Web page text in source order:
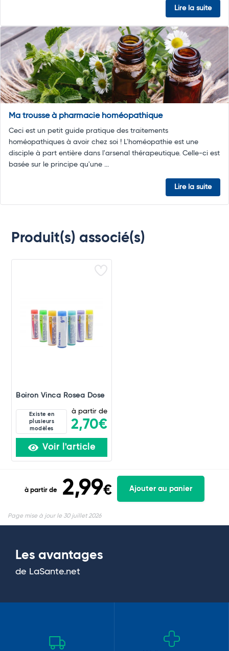
Lire la suite
Ma trousse à pharmacie homéopathique
Ceci est un petit guide pratique des traitements
homéopathiques à avoir chez soi ! L'homéopathie est une
disciple à part entière dans l'arsenal thérapeutique. Celle-ci est
basée sur le principe qu'une ...
Lire la suite
Produit(s) associé(s)
Boiron Vinca Rosea Dose
Existe en
plusieurs
modèles
à partir de
2,70€
Voir l'article
à partir de 2,99€ Ajouter au panier
Page mise à jour le 30 juillet 2026
Les avantages
de LaSante.net